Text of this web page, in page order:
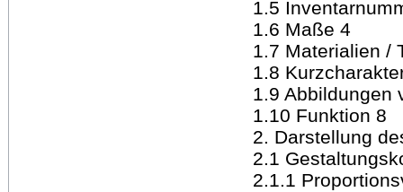
1.5
1.6 Maße 4
1.7 Materialien /
1.8
1.9 Abbildungen
1.10 Funktion 8
2. Darstellung
2.1
2.1.1